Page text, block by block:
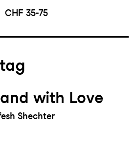
CHF 35-75
with Love
Shechter